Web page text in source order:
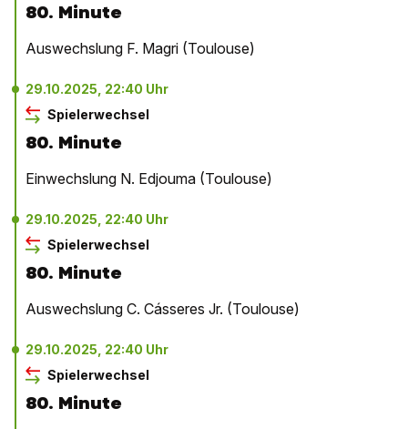
80. Minute
Auswechslung F. Magri (Toulouse)
29.10.2025, 22:40 Uhr
Spielerwechsel
80. Minute
Einwechslung N. Edjouma (Toulouse)
29.10.2025, 22:40 Uhr
Spielerwechsel
80. Minute
Auswechslung C. Cásseres Jr. (Toulouse)
29.10.2025, 22:40 Uhr
Spielerwechsel
80. Minute